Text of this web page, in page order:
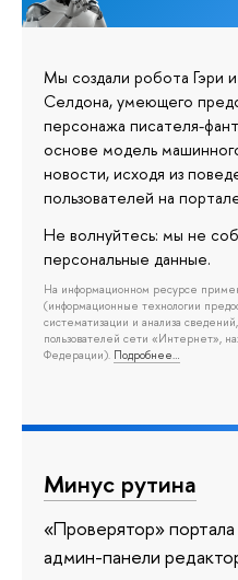
Мы создали робота Гэри и
Селдона, умеющего
персонажа писателя-
основе модель
новости, исходя из
пользователей на
Не волнуйтесь: мы не
персональные данные.
На информационном ресурсе
(информационные технологии
систематизации и анализа
пользователей сети «Интернет»,
Федерации). Подробнее…
Минус рутина
«Проверятор»
админ-панели